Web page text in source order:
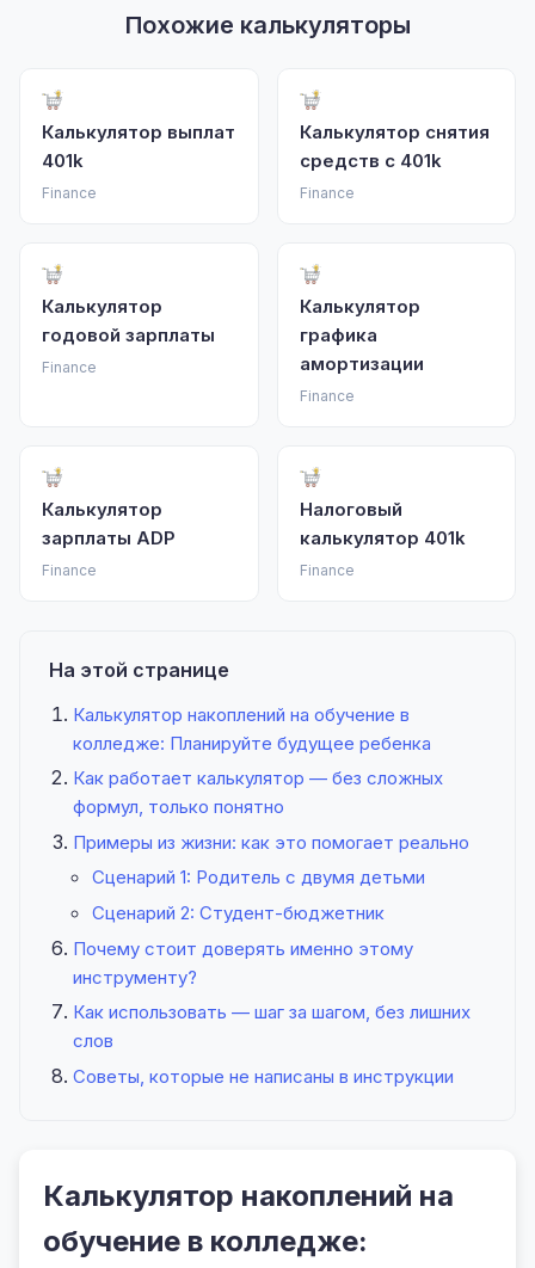
Похожие калькуляторы
Калькулятор выплат
401k
Finance
Калькулятор снятия
средств с 401k
Finance
Калькулятор
годовой зарплаты
Finance
Калькулятор
графика
амортизации
Finance
Калькулятор
зарплаты ADP
Finance
Налоговый
калькулятор 401k
Finance
На этой странице
Калькулятор накоплений на обучение в
колледже: Планируйте будущее ребенка
Как работает калькулятор — без сложных
формул, только понятно
Примеры из жизни: как это помогает реально
Сценарий 1: Родитель с двумя детьми
Сценарий 2: Студент-бюджетник
Почему стоит доверять именно этому
инструменту?
Как использовать — шаг за шагом, без лишних
слов
Советы, которые не написаны в инструкции
Калькулятор накоплений на
обучение в колледже: